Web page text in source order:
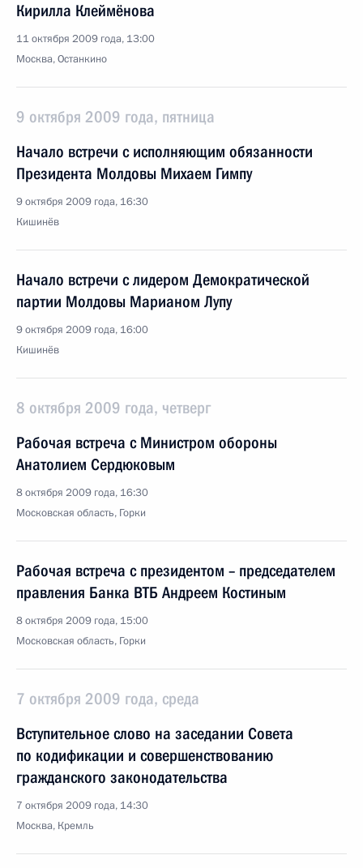
Кирилла Клеймёнова
11 октября 2009 года, 13:00
Москва, Останкино
9 октября 2009 года, пятница
Начало встречи с исполняющим обязанности
Президента Молдовы Михаем Гимпу
9 октября 2009 года, 16:30
Кишинёв
Начало встречи с лидером Демократической
партии Молдовы Марианом Лупу
9 октября 2009 года, 16:00
Кишинёв
8 октября 2009 года, четверг
Рабочая встреча с Министром обороны
Анатолием Сердюковым
8 октября 2009 года, 16:30
Московская область, Горки
Рабочая встреча с президентом – председателем
правления Банка ВТБ Андреем Костиным
8 октября 2009 года, 15:00
Московская область, Горки
7 октября 2009 года, среда
Вступительное слово на заседании Совета
по кодификации и совершенствованию
гражданского законодательства
7 октября 2009 года, 14:30
Москва, Кремль